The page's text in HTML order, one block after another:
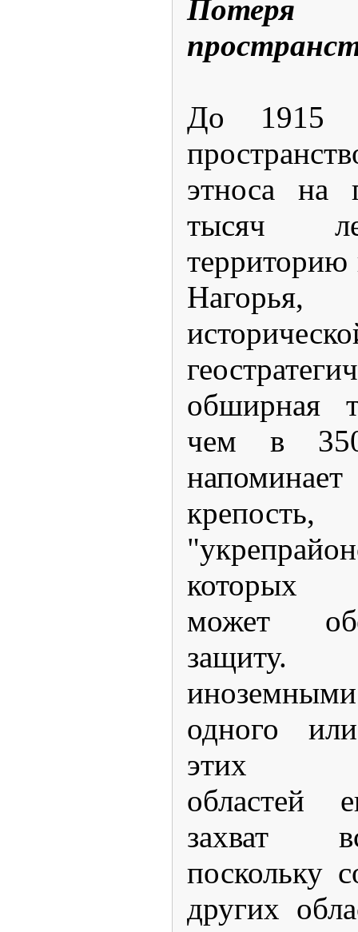
Потеря
До 1915
этноса на
тысяч
территорию
обширная
чем в
которых
может
одного
этих
областей
захват
поскольку
других